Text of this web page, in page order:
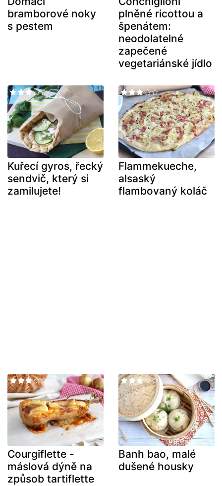
bramborové noky
s pestem
plněné ricottou a
špenátem:
neodolatelné
zapečené
vegetariánské jídlo
Kuřecí gyros, řecký
sendvič, který si
zamilujete!
Flammekueche,
alsaský
flambovaný koláč
Courgiflette -
máslová dýně na
způsob tartiflette
Banh bao, malé
dušené housky